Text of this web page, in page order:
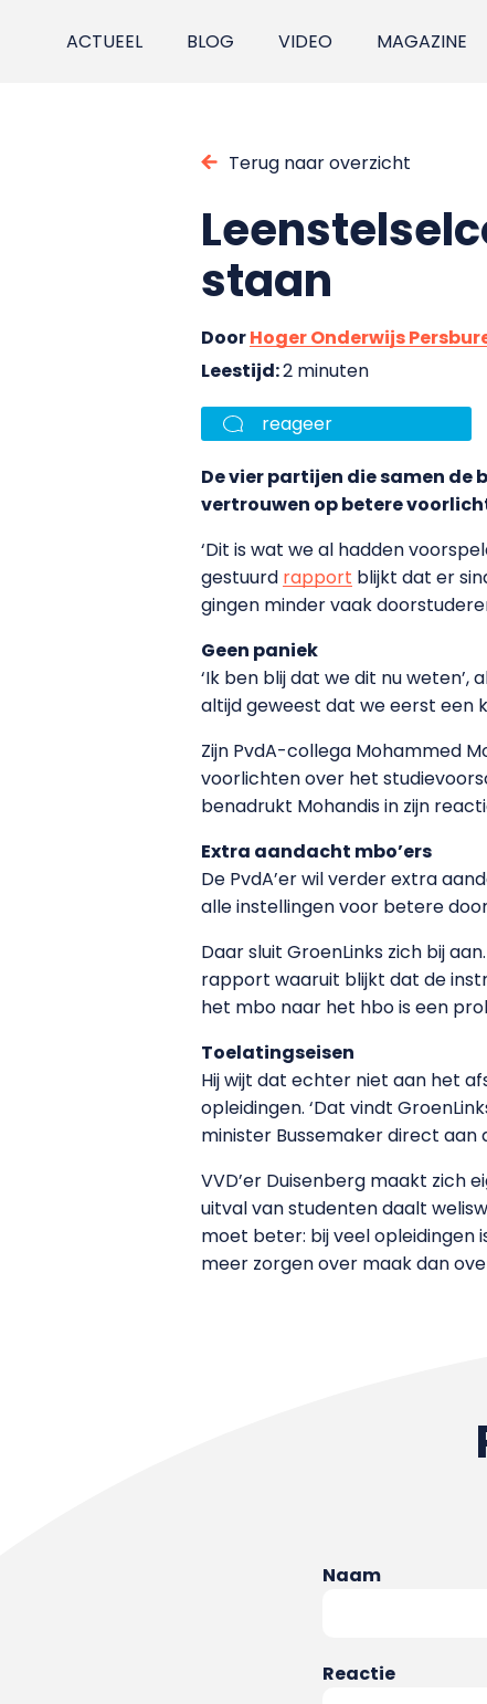
ACTUEEL BLOG VIDEO MAGAZINE
Terug naar overzicht
staan
DoorHoger Onderwijs
Leestijd:2 minuten
reageer
De vier partijen die samen de
vertrouwen op betere
‘Dit is wat we al hadden
gestuurd rapport blijkt dat er
gingen minder vaak
Geen paniek
‘Ik ben blij dat we dit nu
altijd geweest dat we eerst een
Zijn PvdA-collega Mohammed
voorlichten over het
benadrukt Mohandis in zijn
Extra aandacht mbo’ers
De PvdA’er wil verder extra
alle instellingen voor betere
Daar sluit GroenLinks zich bij
rapport waaruit blijkt dat de
het mbo naar het hbo is een
Toelatingseisen
Hij wijt dat echter niet aan het
opleidingen. ‘Dat vindt
minister Bussemaker direct aan
VVD’er Duisenberg maakt zich
uitval van studenten daalt
moet beter: bij veel opleidingen
meer zorgen over maak dan
Naam
Reactie